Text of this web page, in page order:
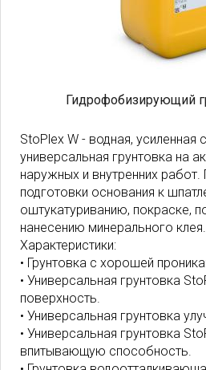
Гидрофобизирующий
StoPlex W - водная, усиленная
универсальная грунтовка на
наружных и внутренних работ.
подготовки основания к
оштукатуриванию, покраске,
нанесению минерального клея.
Характеристики:
• Грунтовка с хорошей
• Универсальная грунтовка
поверхность.
• Универсальная грунтовка
• Универсальная грунтовка
впитывающую способность.